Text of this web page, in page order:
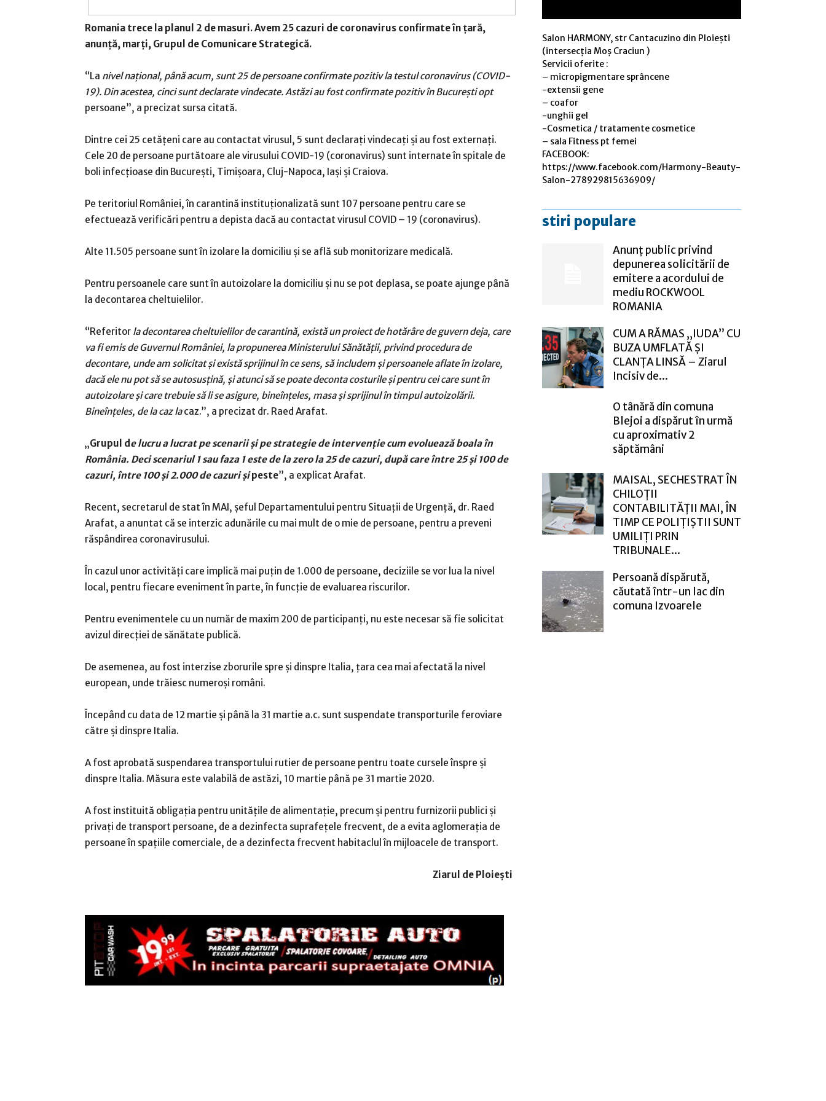
Romania trece la planul 2 de masuri. Avem 25 cazuri de coronavirus confirmate în țară,
anunță, marți, Grupul de Comunicare Strategică.
“La nivel naţional, până acum, sunt 25 de persoane confirmate pozitiv la testul coronavirus (COVID-
19). Din acestea, cinci sunt declarate vindecate. Astăzi au fost confirmate pozitiv în Bucureşti opt
persoane”, a precizat sursa citată.
Dintre cei 25 cetățeni care au contactat virusul, 5 sunt declarați vindecați și au fost externați.
Cele 20 de persoane purtătoare ale virusului COVID-19 (coronavirus) sunt internate în spitale de
boli infecțioase din București, Timișoara, Cluj-Napoca, Iași și Craiova.
Pe teritoriul României, în carantină instituționalizată sunt 107 persoane pentru care se
efectuează verificări pentru a depista dacă au contactat virusul COVID – 19 (coronavirus).
Alte 11.505 persoane sunt în izolare la domiciliu și se află sub monitorizare medicală.
Pentru persoanele care sunt în autoizolare la domiciliu și nu se pot deplasa, se poate ajunge până
la decontarea cheltuielilor.
“Referitor la decontarea cheltuielilor de carantină, există un proiect de hotărâre de guvern deja, care
va fi emis de Guvernul României, la propunerea Ministerului Sănătății, privind procedura de
decontare, unde am solicitat și există sprijinul în ce sens, să includem și persoanele aflate în izolare,
dacă ele nu pot să se autosusțină, și atunci să se poate deconta costurile și pentru cei care sunt în
autoizolare și care trebuie să li se asigure, bineînțeles, masa și sprijinul în timpul autoizolării.
Bineînțeles, de la caz lacaz.”, a precizat dr. Raed Arafat.
„Grupul d e lucru a lucrat pe scenarii şi pe strategie de intervenţie cum evoluează boala în
România. Deci scenariul 1 sau faza 1 este de la zero la 25 de cazuri, după care între 25 şi 100 de
cazuri, între 100 şi 2.000 de cazuri şipeste”, a explicat Arafat.
Recent, secretarul de stat în MAI, șeful Departamentului pentru Situații de Urgență, dr. Raed
Arafat, a anuntat că se interzic adunările cu mai mult de o mie de persoane, pentru a preveni
răspândirea coronavirusului.
În cazul unor activități care implică mai puțin de 1.000 de persoane, deciziile se vor lua la nivel
local, pentru fiecare eveniment în parte, în funcție de evaluarea riscurilor.
Pentru evenimentele cu un număr de maxim 200 de participanți, nu este necesar să fie solicitat
avizul direcției de sănătate publică.
De asemenea, au fost interzise zborurile spre și dinspre Italia, țara cea mai afectată la nivel
european, unde trăiesc numeroși români.
Începând cu data de 12 martie și până la 31 martie a.c. sunt suspendate transporturile feroviare
către și dinspre Italia.
A fost aprobată suspendarea transportului rutier de persoane pentru toate cursele înspre și
dinspre Italia. Măsura este valabilă de astăzi, 10 martie până pe 31 martie 2020.
A fost instituită obligația pentru unitățile de alimentație, precum și pentru furnizorii publici și
privați de transport persoane, de a dezinfecta suprafețele frecvent, de a evita aglomerația de
persoane în spațiile comerciale, de a dezinfecta frecvent habitaclul în mijloacele de transport.
Ziarul de Ploiești
Salon HARMONY, str Cantacuzino din Ploiești
(intersecția Moș Craciun )
Servicii oferite :
– micropigmentare sprâncene
-extensii gene
– coafor
-unghii gel
-Cosmetica / tratamente cosmetice
– sala Fitness pt femei
FACEBOOK:
https://www.facebook.com/Harmony-Beauty-
Salon-278929815636909/
stiri populare
Anunț public privind
depunerea solicitării de
emitere a acordului de
mediu ROCKWOOL
ROMANIA
CUM A RĂMAS „IUDA” CU
BUZA UMFLATĂ ȘI
CLANȚA LINSĂ – Ziarul
Incisiv de...
O tânără din comuna
Blejoi a dispărut în urmă
cu aproximativ 2
săptămâni
MAISAL, SECHESTRAT ÎN
CHILOȚII
CONTABILITĂȚII MAI, ÎN
TIMP CE POLIȚIȘTII SUNT
UMILIȚI PRIN
TRIBUNALE...
Persoană dispărută,
căutată într-un lac din
comuna Izvoarele